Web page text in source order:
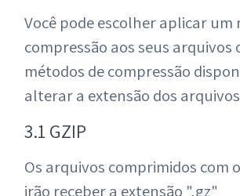
Você pode escolher aplicar um
compressão aos seus arquivos
métodos de compressão
alterar a extensão dos
3.1 GZIP
Os arquivos comprimidos com
irão receber a extensão ".gz"